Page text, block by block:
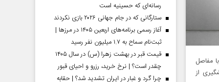
مفاصل
از
رسانه‌ای که حسینیه است
ستارگانی که در جام جهانی ۲۰۲۶ بازی نکردند
آغاز رسمی برنامه‌های اربعین ۱۴۰۵ در مرز‌ها |
ثبت‌نام سماح به ۱.۷ میلیون نفر رسید
قیمت قبر در بهشت زهرا (س) در سال ۱۴۰۵
چقدر است؟ | نرخ خرید، رزرو و احیای قبور
چرا گرد و غبار در ایران تشدید شد؟ | حقابه